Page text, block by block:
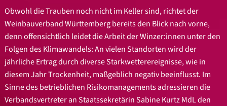
Obwohl die Trauben noch nicht im Keller sind, richtet der
Weinbauverband Württemberg bereits den Blick nach vorne,
denn offensichtlich leidet die Arbeit der Winzer:innen unter den
Folgen des Klimawandels: An vielen Standorten wird der
jährliche Ertrag durch diverse Starkwetterereignisse, wie in
diesem Jahr Trockenheit, maßgeblich negativ beeinflusst. Im
Sinne des betrieblichen Risikomanagements adressieren die
Verbandsvertreter an Staatssekretärin Sabine Kurtz MdL den